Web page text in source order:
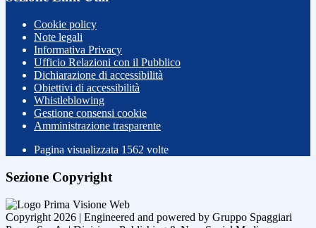
Cookie policy
Note legali
Informativa Privacy
Ufficio Relazioni con il Pubblico
Dichiarazione di accessibilità
Obiettivi di accessibilità
Whistleblowing
Gestione consensi cookie
Amministrazione trasparente
Pagina visualizzata 1562 volte
Sezione Copyright
Copyright 2026 | Engineered and powered by Gruppo Spaggiari